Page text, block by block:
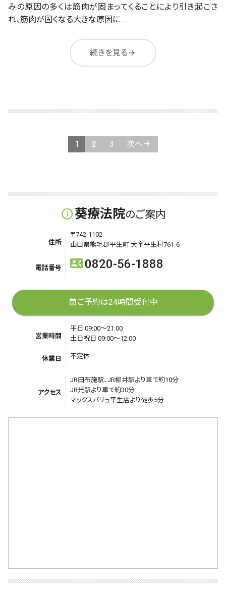
みの原因の多くは筋肉が固まってくることにより引き起こさ
れ、筋肉が固くなる大きな原因に…
続きを見るarrow_forward
1 2 3 次へ
info_outline葵療法院のご案内
住所
〒742-1102
山口県熊毛郡平生町 大字平生村761-6
電話番号 contact_phone0820-56-1888
event_available ご予約は24時間受付中
営業時間
平日 09:00～21:00
土日祝日 09:00～12:00
休業日 不定休
アクセス
JR田布施駅、JR柳井駅より車で約10分
JR光駅より車で約30分
マックスバリュ平生店より徒歩5分